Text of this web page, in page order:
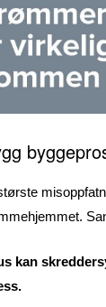
kan